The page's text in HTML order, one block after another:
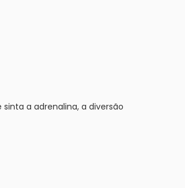
a adrenalina, a diversão